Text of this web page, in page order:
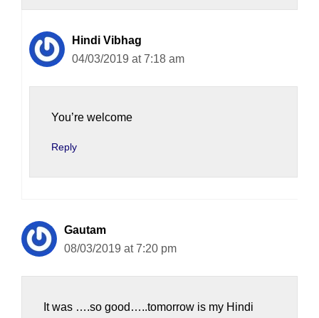
Hindi Vibhag
04/03/2019 at 7:18 am
You’re welcome
Reply
Gautam
08/03/2019 at 7:20 pm
It was ….so good…..tomorrow is my Hindi